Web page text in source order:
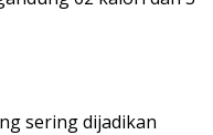
sering dijadikan